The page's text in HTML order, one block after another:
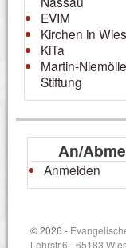
EVIM
Kirchen in
KiTa
Martin-
Stiftung
An/
Anmelden
© 2026 -
Lehrstr.6 - 65183